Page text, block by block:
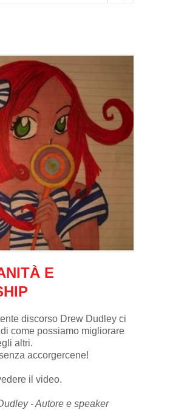
E
discorso Drew Dudley ci
come possiamo migliorare
altri.
accorgercene!
il video.
- Autore e speaker